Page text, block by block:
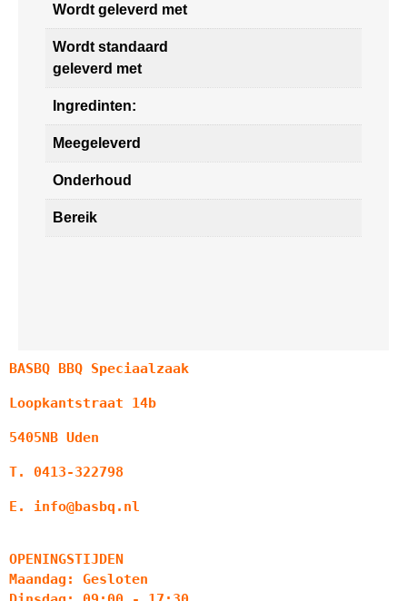
Wordt geleverd met
Wordt standaard
geleverd met
Ingredinten:
Meegeleverd
Onderhoud
Bereik
BASBQ BBQ Speciaalzaak
Loopkantstraat 14b
5405NB Uden
T. 0413-322798
E. info@basbq.nl
OPENINGSTIJDEN
Maandag: Gesloten